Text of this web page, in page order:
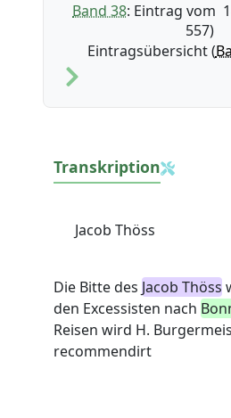
Band 38: Eintrag vom
557)
Eintragsübersicht (
Transkription
Jacob Thöss
Die Bitte des Jacob Thöss
den Excessisten nach
Reisen wird H.
recommendirt